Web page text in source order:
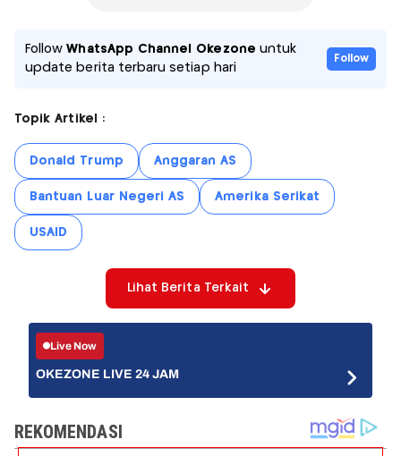
FollowWhatsApp Channel Okezone untuk
update berita terbaru setiap hari
Follow
Topik Artikel :
Donald Trump Anggaran AS
Bantuan Luar Negeri AS Amerika Serikat
USAID
Lihat Berita Terkait
Live Now
OKEZONE LIVE 24 JAM